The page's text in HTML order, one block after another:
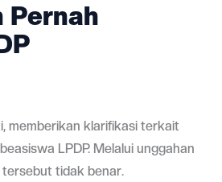
Pernah
memberikan klarifikasi terkait
LPDP. Melalui unggahan
tidak benar.